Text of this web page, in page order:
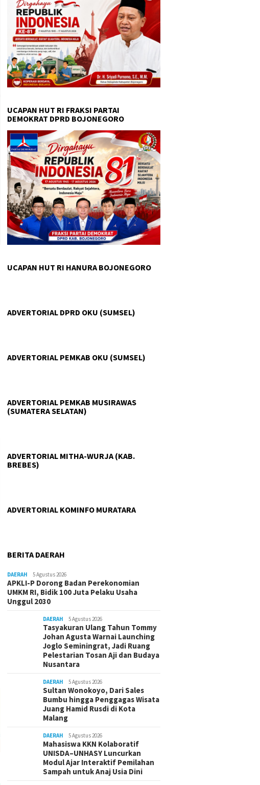
UCAPAN HUT RI FRAKSI PARTAI
DEMOKRAT DPRD BOJONEGORO
UCAPAN HUT RI HANURA BOJONEGORO
ADVERTORIAL DPRD OKU (SUMSEL)
ADVERTORIAL PEMKAB OKU (SUMSEL)
ADVERTORIAL PEMKAB MUSIRAWAS
(SUMATERA SELATAN)
ADVERTORIAL MITHA-WURJA (KAB.
BREBES)
ADVERTORIAL KOMINFO MURATARA
BERITA DAERAH
DAERAH 5 Agustus 2026
APKLI-P Dorong Badan Perekonomian
UMKM RI, Bidik 100 Juta Pelaku Usaha
Unggul 2030
DAERAH 5 Agustus 2026
Tasyakuran Ulang Tahun Tommy
Johan Agusta Warnai Launching
Joglo Seminingrat, Jadi Ruang
Pelestarian Tosan Aji dan Budaya
Nusantara
DAERAH 5 Agustus 2026
Sultan Wonokoyo, Dari Sales
Bumbu hingga Penggagas Wisata
Juang Hamid Rusdi di Kota
Malang
DAERAH 5 Agustus 2026
Mahasiswa KKN Kolaboratif
UNISDA–UNHASY Luncurkan
Modul Ajar Interaktif Pemilahan
Sampah untuk Anaj Usia Dini